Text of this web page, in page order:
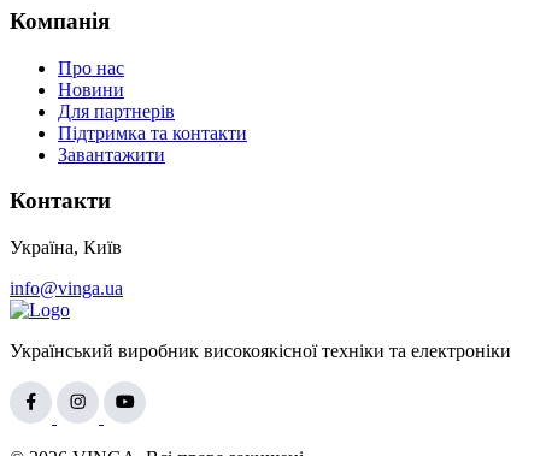
Компанія
Про нас
Новини
Для партнерів
Підтримка та контакти
Завантажити
Контакти
Україна, Київ
info@vinga.ua
Український виробник високоякісної техніки та електроніки